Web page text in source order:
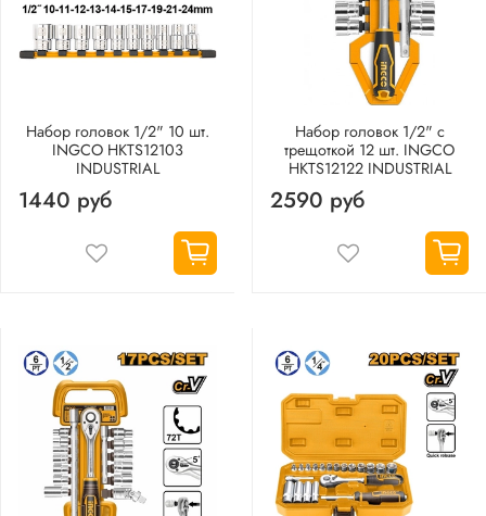
Набор головок 1/2" 10 шт.
INGCO HKTS12103
INDUSTRIAL
1440 руб
Набор головок 1/2" с
трещоткой 12 шт. INGCO
HKTS12122 INDUSTRIAL
2590 руб